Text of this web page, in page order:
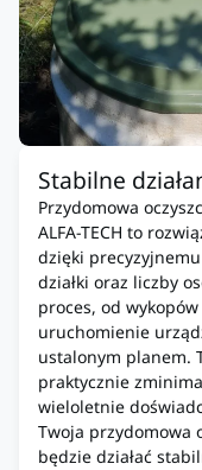
Stabilne
Przydomowa
ALFA-TECH to
dzięki
działki oraz liczby
proces, od
uruchomienie
ustalonym planem.
praktycznie
wieloletnie
Twoja przydomowa
będzie działać